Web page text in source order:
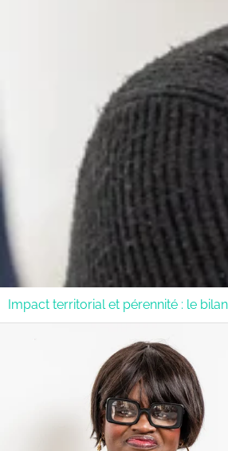
Impact territorial et pérennité : le